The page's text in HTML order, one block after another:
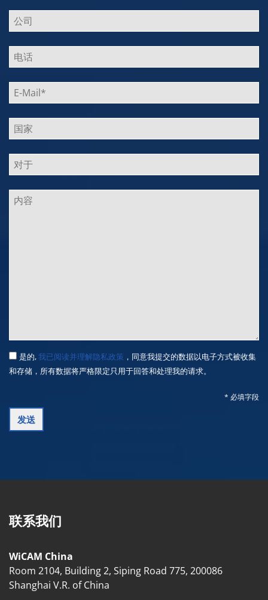
Bitte
lasse
dieses
Feld
leer.
是的,我已阅读并理解隐私政策 ，同意我提交的数据以电子方式被收集
和存储，所有数据将严格限定只用于回答和处理我的请求。
* 必填字段
联系我们
WiCAM China
Room 2104, Building 2, Siping Road 775, 200086
Shanghai V.R. of China